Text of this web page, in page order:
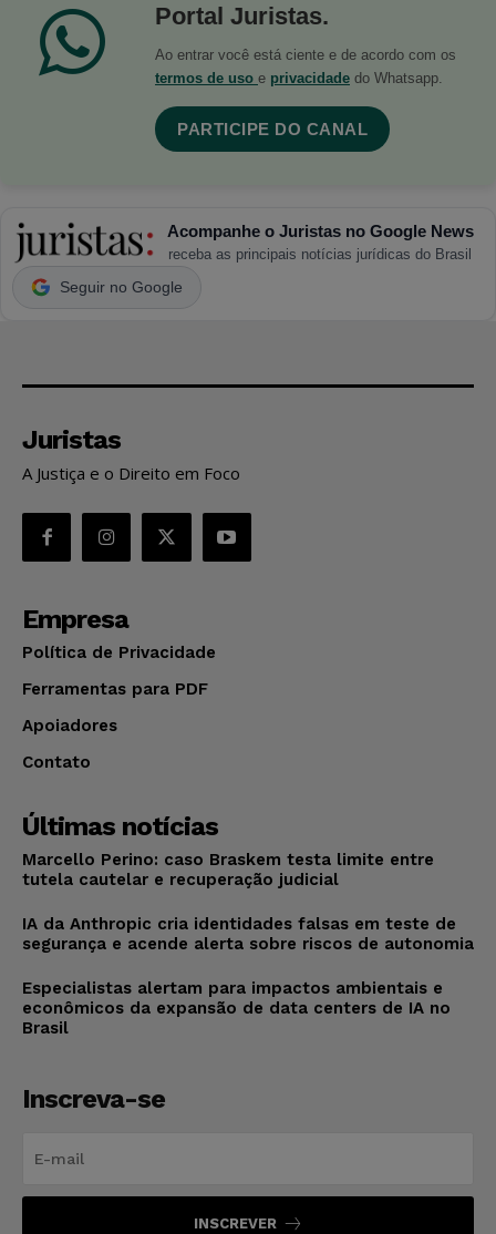
Portal Juristas.
Ao entrar você está ciente e de acordo com os
termos de uso e privacidade do Whatsapp.
PARTICIPE DO CANAL
Acompanhe o Juristas no Google News
receba as principais notícias jurídicas do Brasil
Seguir no Google
Juristas
A Justiça e o Direito em Foco
Empresa
Política de Privacidade
Ferramentas para PDF
Apoiadores
Contato
Últimas notícias
Marcello Perino: caso Braskem testa limite entre
tutela cautelar e recuperação judicial
IA da Anthropic cria identidades falsas em teste de
segurança e acende alerta sobre riscos de autonomia
Especialistas alertam para impactos ambientais e
econômicos da expansão de data centers de IA no
Brasil
Inscreva-se
INSCREVER